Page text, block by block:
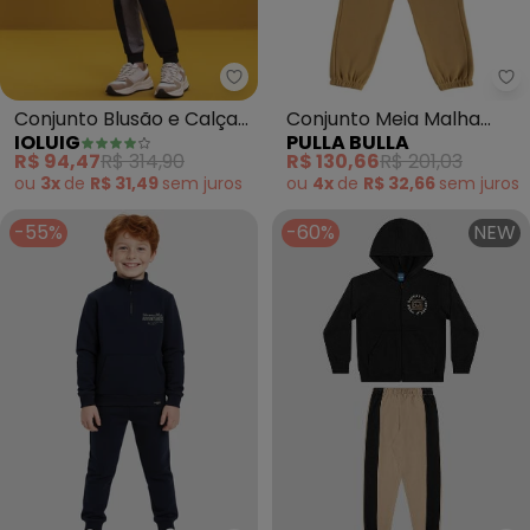
Ioluig - Conjunto Blusão e
Conjunto Blusão e Calça
com Molecotton (Preto)
IOLUIG
R$ 94,47R$ 314,90
ou 3x de R$ 31,49 sem juros
Conjunto Meia Malha
(Preto)
PULLA BULLA
R$ 130,66R$ 201,03
ou 4x de R$ 32,66 sem juros
-55% -60% NEW